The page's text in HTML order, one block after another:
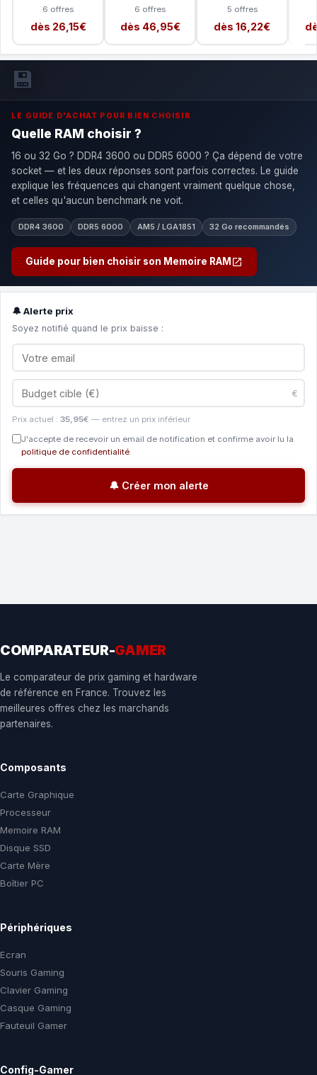
6 offres
dès 26,15€
6 offres
dès 46,95€
5 offres
dès 16,22€
💾
LE GUIDE D'ACHAT POUR BIEN CHOISIR
Quelle RAM choisir ?
16 ou 32 Go ? DDR4 3600 ou DDR5 6000 ? Ça dépend de votre
socket — et les deux réponses sont parfois correctes. Le guide
explique les fréquences qui changent vraiment quelque chose,
et celles qu'aucun benchmark ne voit.
DDR4 3600 DDR5 6000 AM5 / LGA1851 32 Go recommandés
Guide pour bien choisir son Memoire RAM
🔔 Alerte prix
Soyez notifié quand le prix baisse :
€
Prix actuel : 35,95€ — entrez un prix inférieur
J'accepte de recevoir un email de notification et confirme avoir lu la
politique de confidentialité.
🔔 Créer mon alerte
COMPARATEUR-GAMER
Le comparateur de prix gaming et hardware
de référence en France. Trouvez les
meilleures offres chez les marchands
partenaires.
Composants
Carte Graphique
Processeur
Memoire RAM
Disque SSD
Carte Mère
Boîtier PC
Périphériques
Ecran
Souris Gaming
Clavier Gaming
Casque Gaming
Fauteuil Gamer
Config-Gamer